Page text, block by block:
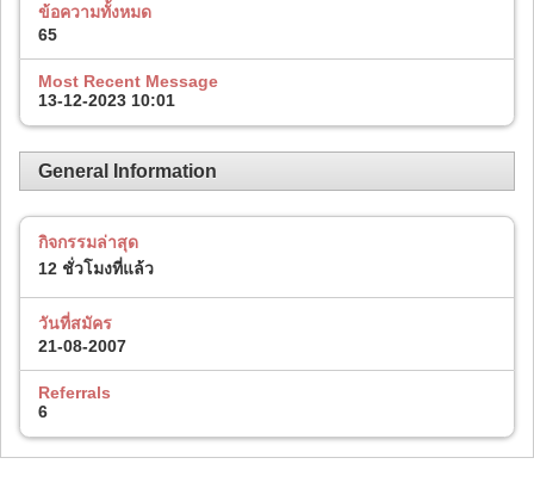
ข้อความทั้งหมด
65
Most Recent Message
13-12-2023 10:01
General Information
กิจกรรมล่าสุด
12 ชั่วโมงที่แล้ว
วันที่สมัคร
21-08-2007
Referrals
6